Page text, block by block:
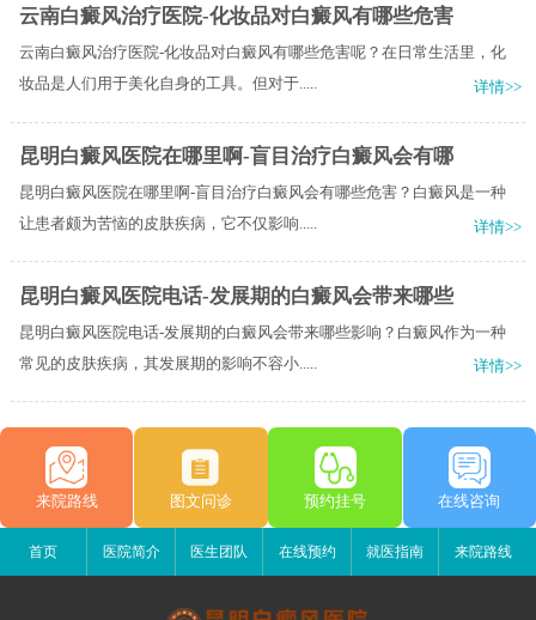
云南白癜风治疗医院-化妆品对白癜风有哪些危害
云南白癜风治疗医院-化妆品对白癜风有哪些危害呢？在日常生活里，化
妆品是人们用于美化自身的工具。但对于.....
详情>>
昆明白癜风医院在哪里啊-盲目治疗白癜风会有哪
昆明白癜风医院在哪里啊-盲目治疗白癜风会有哪些危害？白癜风是一种
让患者颇为苦恼的皮肤疾病，它不仅影响.....
详情>>
昆明白癜风医院电话-发展期的白癜风会带来哪些
昆明白癜风医院电话-发展期的白癜风会带来哪些影响？白癜风作为一种
常见的皮肤疾病，其发展期的影响不容小.....
详情>>
来院路线 图文问诊 预约挂号 在线咨询
首页 医院简介 医生团队 在线预约 就医指南 来院路线